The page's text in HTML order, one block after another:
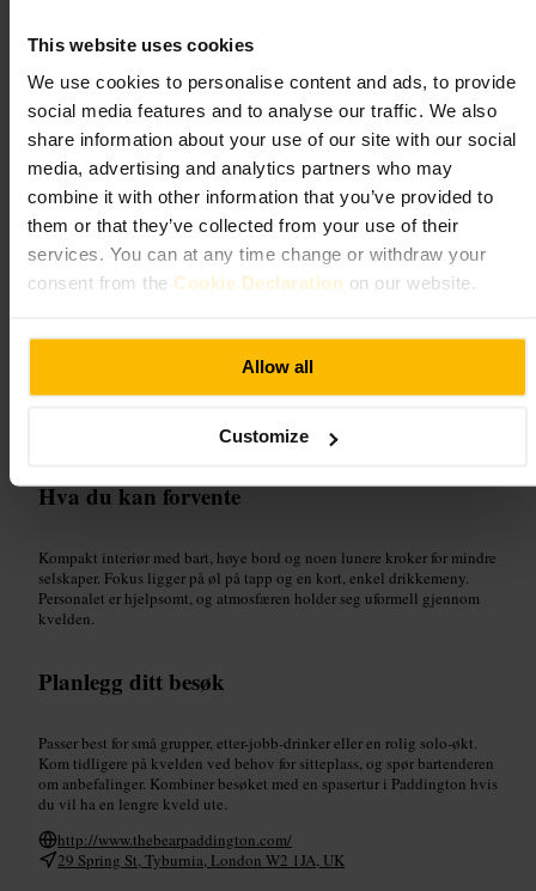
This website uses cookies
We use cookies to personalise content and ads, to provide
social media features and to analyse our traffic. We also
share information about your use of our site with our social
media, advertising and analytics partners who may
combine it with other information that you’ve provided to
them or that they’ve collected from your use of their
services. You can at any time change or withdraw your
consent from the Cookie Declaration on our website.
Allow all
Customize
The Bear Pub
krkr•Mat og drikke• Bar •Pub
4,7
Bilde /www.thebearpaddington.com
“En vennlig nabolagspub i Paddington”
Hva du kan forvente
Kompakt interiør med bart, høye bord og noen lunere kroker for mindre
selskaper. Fokus ligger på øl på tapp og en kort, enkel drikkemeny.
Personalet er hjelpsomt, og atmosfæren holder seg uformell gjennom
kvelden.
Planlegg ditt besøk
Passer best for små grupper, etter-jobb-drinker eller en rolig solo-økt.
Kom tidligere på kvelden ved behov for sitteplass, og spør bartenderen
om anbefalinger. Kombiner besøket med en spasertur i Paddington hvis
du vil ha en lengre kveld ute.
http://www.thebearpaddington.com/
29 Spring St, Tyburnia, London W2 1JA, UK